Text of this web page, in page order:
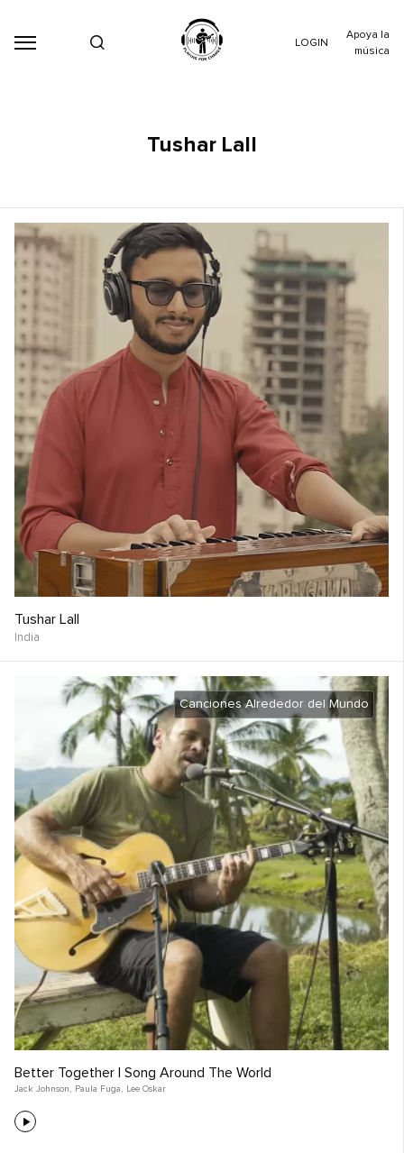
LOGIN
Apoya la
música
Tushar Lall
Tushar Lall
India
Canciones Alrededor del Mundo
Better Together | Song Around The World
Jack Johnson , Paula Fuga , Lee Oskar